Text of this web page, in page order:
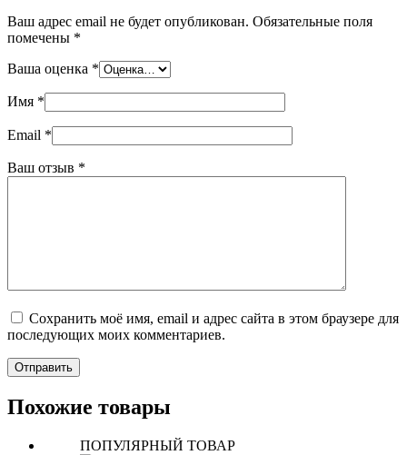
Ваш адрес email не будет опубликован. Обязательные поля
помечены *
Ваша оценка *
Имя *
Email *
Ваш отзыв *
Сохранить моё имя, email и адрес сайта в этом браузере для
последующих моих комментариев.
Отправить
Похожие товары
ПОПУЛЯРНЫЙ ТОВАР